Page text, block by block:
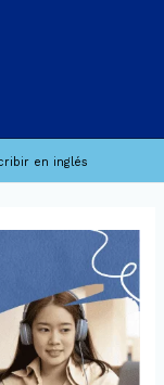
en inglés